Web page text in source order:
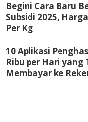
Begini Cara Baru
Subsidi 2025,
Per Kg
10 Aplikasi
Ribu per Hari yang
Membayar ke